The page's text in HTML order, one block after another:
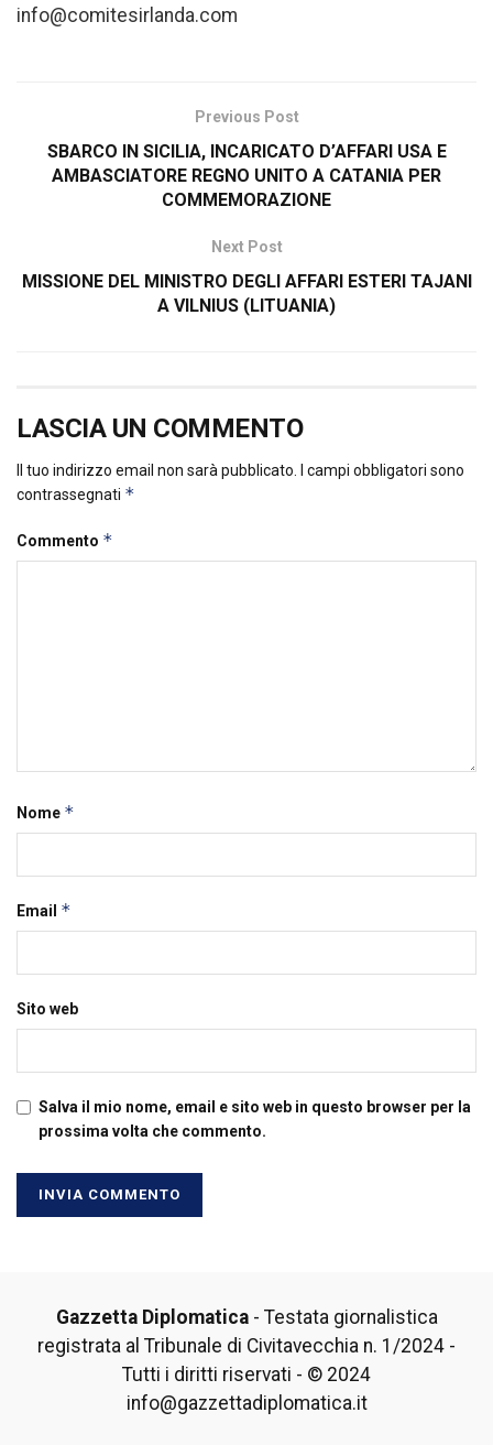
info@comitesirlanda.com
Previous Post
SBARCO IN SICILIA, INCARICATO D’AFFARI USA E
AMBASCIATORE REGNO UNITO A CATANIA PER
COMMEMORAZIONE
Next Post
MISSIONE DEL MINISTRO DEGLI AFFARI ESTERI TAJANI
A VILNIUS (LITUANIA)
LASCIA UN COMMENTO
Il tuo indirizzo email non sarà pubblicato.
I campi obbligatori sono
contrassegnati *
Commento *
Nome *
Email *
Sito web
Salva il mio nome, email e sito web in questo browser per la
prossima volta che commento.
Gazzetta Diplomatica- Testata giornalistica
registrata al Tribunale di Civitavecchia n. 1/2024 -
Tutti i diritti riservati - © 2024
info@gazzettadiplomatica.it